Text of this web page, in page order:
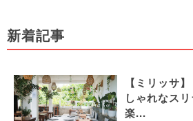
新着記事
【ミリッサ
しゃれなス
楽...